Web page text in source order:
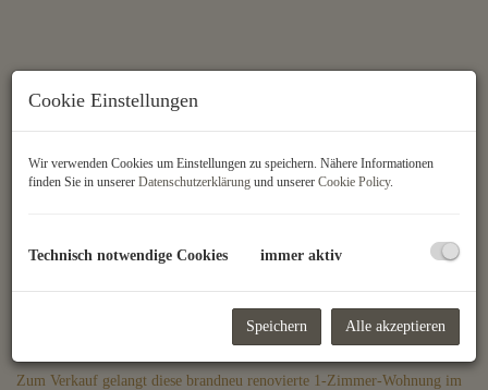
Beschreibung
https://youtu.be/yRdcp7Gvn7k
Zum Verkauf gelangt diese brandneu renovierte 1-Zimmer-Wohnung im
Cookie Einstellungen
Wir verwenden Cookies um Einstellungen zu speichern. Nähere Informationen
finden Sie in unserer Datenschutzerklärung und unserer Cookie Policy.
Technisch notwendige Cookies immer aktiv
Speichern Alle akzeptieren